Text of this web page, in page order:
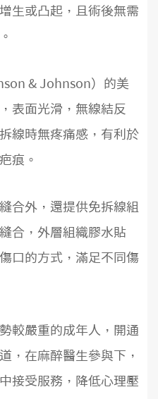
生或凸起，且術後無需
& Johnson）的美
表面光滑，無線結反
線時無疼痛感，有利於
痕。
合外，還提供免拆線組
合，外層組織膠水貼
口的方式，滿足不同傷
較嚴重的成年人，開通
，在麻醉醫生參與下，
接受服務，降低心理壓